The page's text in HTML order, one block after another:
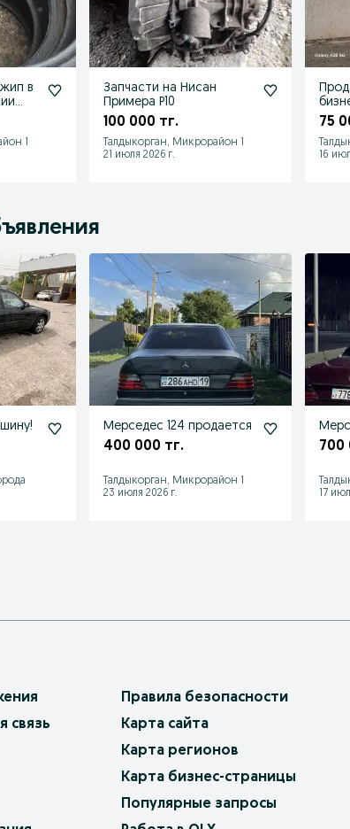
в
1
Запчасти на Нисан
Примера Р10
100 000 тг.
Талдыкорган, Микрорайон 1
21 июля 2026 г.
75
16
Мерседес 124 продается
400 000 тг.
Талдыкорган, Микрорайон 1
23 июля 2026 г.
700
17
связь
Правила безопасности
Карта сайта
Карта регионов
Карта бизнес-страницы
Популярные запросы